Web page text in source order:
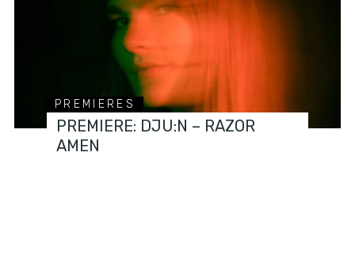
PREMIERES
PREMIERE: DJU:N – RAZOR
AMEN